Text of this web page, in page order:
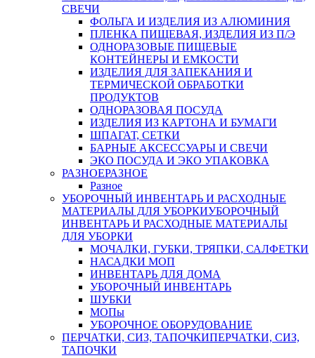
СВЕЧИ
ФОЛЬГА И ИЗДЕЛИЯ ИЗ АЛЮМИНИЯ
ПЛЕНКА ПИЩЕВАЯ, ИЗДЕЛИЯ ИЗ П/Э
ОДНОРАЗОВЫЕ ПИЩЕВЫЕ
КОНТЕЙНЕРЫ И ЕМКОСТИ
ИЗДЕЛИЯ ДЛЯ ЗАПЕКАНИЯ И
ТЕРМИЧЕСКОЙ ОБРАБОТКИ
ПРОДУКТОВ
ОДНОРАЗОВАЯ ПОСУДА
ИЗДЕЛИЯ ИЗ КАРТОНА И БУМАГИ
ШПАГАТ, СЕТКИ
БАРНЫЕ АКСЕССУАРЫ И СВЕЧИ
ЭКО ПОСУДА И ЭКО УПАКОВКА
РАЗНОЕРАЗНОЕ
Разное
УБОРОЧНЫЙ ИНВЕНТАРЬ И РАСХОДНЫЕ
МАТЕРИАЛЫ ДЛЯ УБОРКИУБОРОЧНЫЙ
ИНВЕНТАРЬ И РАСХОДНЫЕ МАТЕРИАЛЫ
ДЛЯ УБОРКИ
МОЧАЛКИ, ГУБКИ, ТРЯПКИ, САЛФЕТКИ
НАСАДКИ МОП
ИНВЕНТАРЬ ДЛЯ ДОМА
УБОРОЧНЫЙ ИНВЕНТАРЬ
ШУБКИ
МОПы
УБОРОЧНОЕ ОБОРУДОВАНИЕ
ПЕРЧАТКИ, СИЗ, ТАПОЧКИПЕРЧАТКИ, СИЗ,
ТАПОЧКИ